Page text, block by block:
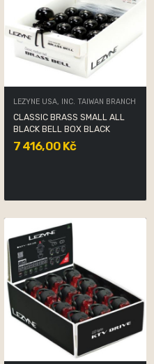
LEZYNE USA, INC. TAIWAN BRANCH
CLASSIC BRASS SMALL ALL
BLACK BELL BOX BLACK
7 416,00 Kč